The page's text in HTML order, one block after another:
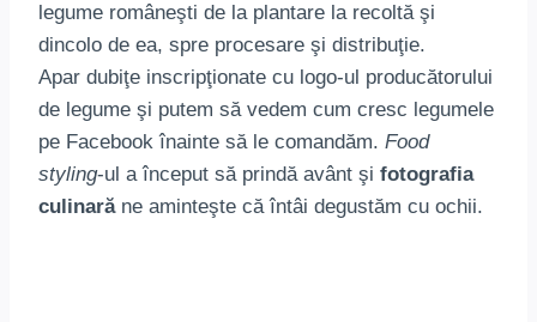
legume româneşti de la plantare la recoltă şi
dincolo de ea, spre procesare şi distribuţie.
Apar dubiţe inscripţionate cu logo-ul producătorului
de legume şi putem să vedem cum cresc legumele
pe Facebook înainte să le comandăm. Food
styling-ul a început să prindă avânt şi fotografia
culinarăne aminteşte că întâi degustăm cu ochii.